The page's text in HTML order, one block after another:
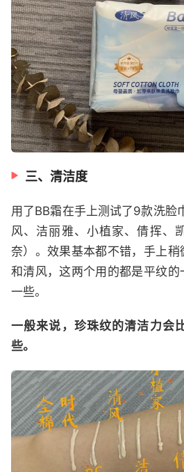
三、清洁度
用了BB霜在手上测试了9款洗脸
风、洁丽雅、小植家、倩挥、
奈）。效果基本都不错，手上
和清风，这两个用的都是平纹
一些。
一般来说，珍珠纹的清洁力会
些。